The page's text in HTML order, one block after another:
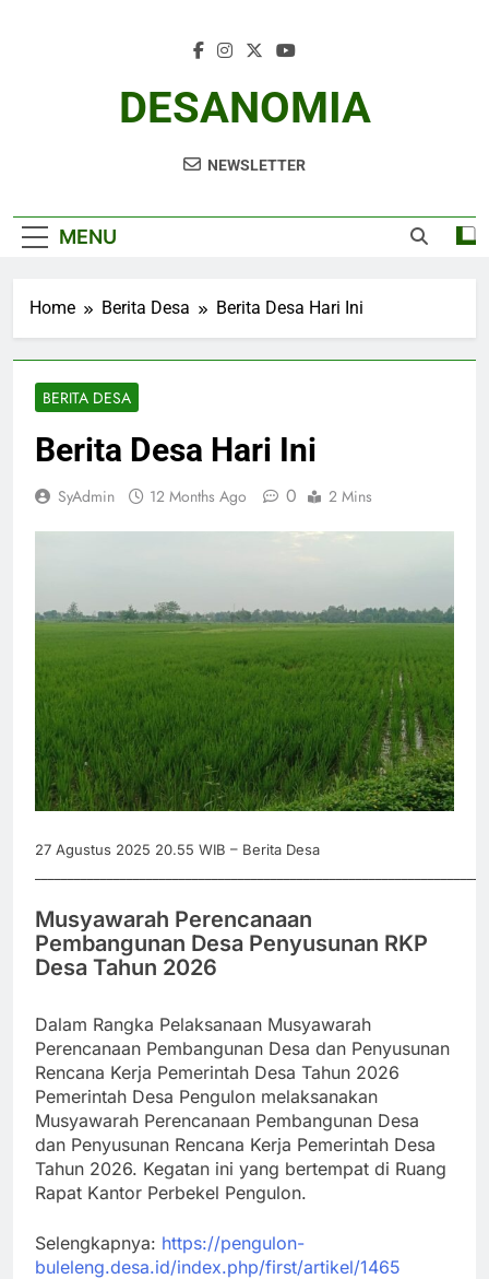
DESANOMIA
NEWSLETTER
MENU
Home Berita Desa Berita Desa Hari Ini
BERITA DESA
Berita Desa Hari Ini
SyAdmin 12 Months Ago 0 2 Mins
27 Agustus 2025 20.55 WIB – Berita Desa
Musyawarah Perencanaan
Pembangunan Desa Penyusunan RKP
Desa Tahun 2026
Dalam Rangka Pelaksanaan Musyawarah
Perencanaan Pembangunan Desa dan Penyusunan
Rencana Kerja Pemerintah Desa Tahun 2026
Pemerintah Desa Pengulon melaksanakan
Musyawarah Perencanaan Pembangunan Desa
dan Penyusunan Rencana Kerja Pemerintah Desa
Tahun 2026. Kegatan ini yang bertempat di Ruang
Rapat Kantor Perbekel Pengulon.
Selengkapnya: https://pengulon-
buleleng.desa.id/index.php/first/artikel/1465